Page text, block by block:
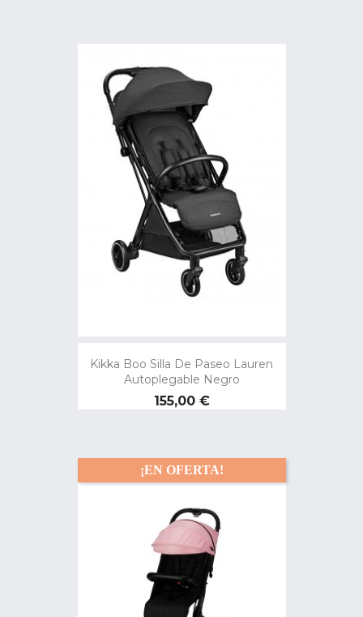
Kikka Boo Silla De Paseo Lauren
Autoplegable Negro
Precio
155,00 €
¡EN OFERTA!